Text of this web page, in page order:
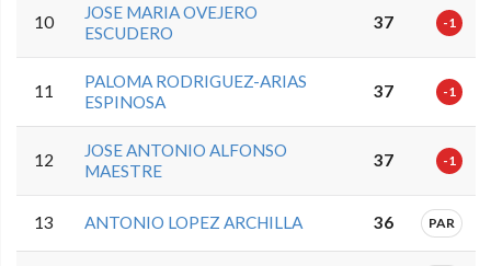
10
JOSE MARIA OVEJERO
ESCUDERO
37 -1
11
PALOMA RODRIGUEZ-ARIAS
ESPINOSA
37 -1
12
JOSE ANTONIO ALFONSO
MAESTRE
37 -1
13 ANTONIO LOPEZ ARCHILLA 36 PAR